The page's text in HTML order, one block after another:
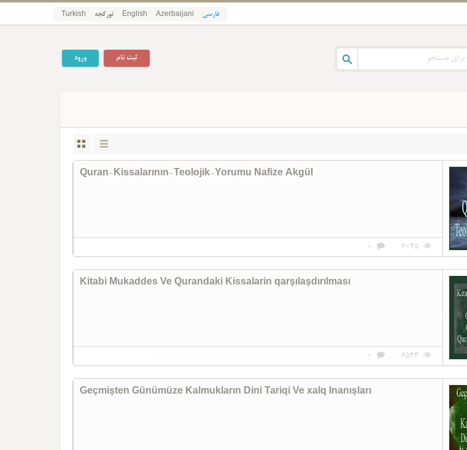
فارسی Azerbaijani
English تورکجه Turkish
ورود ثبت نام
Quran-Kissalarının-Teolojik-Yorumu Nafize Akgül
6025
0
Kitabi Mukaddes Ve Qurandaki Kissalarin qarşılaşdırılması
6543
0
Geçmişten Günümüze Kalmukların Dini Tariqi Ve xalq Inanışları